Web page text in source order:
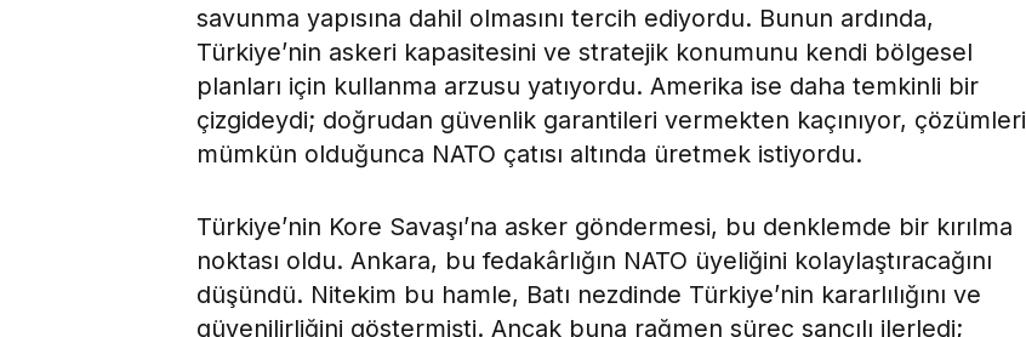
savunma yapısına dahil olmasını tercih ediyordu. Bunun ardında,
Türkiye’nin askeri kapasitesini ve stratejik konumunu kendi bölgesel
planları için kullanma arzusu yatıyordu. Amerika ise daha temkinli bir
çizgideydi; doğrudan güvenlik garantileri vermekten kaçınıyor, çözümleri
mümkün olduğunca NATO çatısı altında üretmek istiyordu.
Türkiye’nin Kore Savaşı’na asker göndermesi, bu denklemde bir kırılma
noktası oldu. Ankara, bu fedakârlığın NATO üyeliğini kolaylaştıracağını
düşündü. Nitekim bu hamle, Batı nezdinde Türkiye’nin kararlılığını ve
güvenilirliğini göstermişti. Ancak buna rağmen süreç sancılı ilerledi;